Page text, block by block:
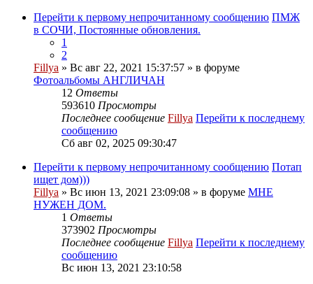
Перейти к первому непрочитанному сообщению ПМЖ
в СОЧИ, Постоянные обновления.
1
2
Fillya » Вс авг 22, 2021 15:37:57 » в форуме
Фотоальбомы АНГЛИЧАН
12 Ответы
593610 Просмотры
Последнее сообщение Fillya Перейти к последнему
сообщению
Сб авг 02, 2025 09:30:47
Перейти к первому непрочитанному сообщению Потап
ищет дом)))
Fillya » Вс июн 13, 2021 23:09:08 » в форуме МНЕ
НУЖЕН ДОМ.
1 Ответы
373902 Просмотры
Последнее сообщение Fillya Перейти к последнему
сообщению
Вс июн 13, 2021 23:10:58